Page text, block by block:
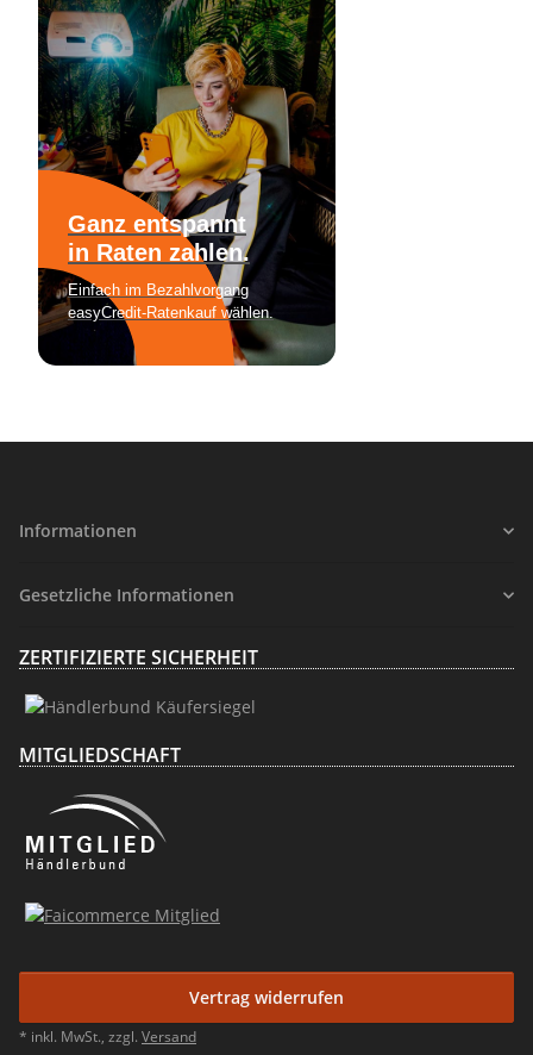
Informationen
Gesetzliche Informationen
ZERTIFIZIERTE SICHERHEIT
MITGLIEDSCHAFT
Vertrag widerrufen
* inkl. MwSt., zzgl. Versand